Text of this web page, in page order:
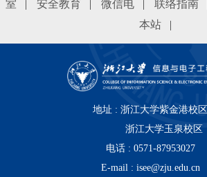
室
| 安全教育 | 微信电 | 联络指南
本站
|
地址 : 浙江大学紫金港校区
浙江大学玉泉校区
电话 : 0571-87953027
E-mail : isee@zju.edu.cn